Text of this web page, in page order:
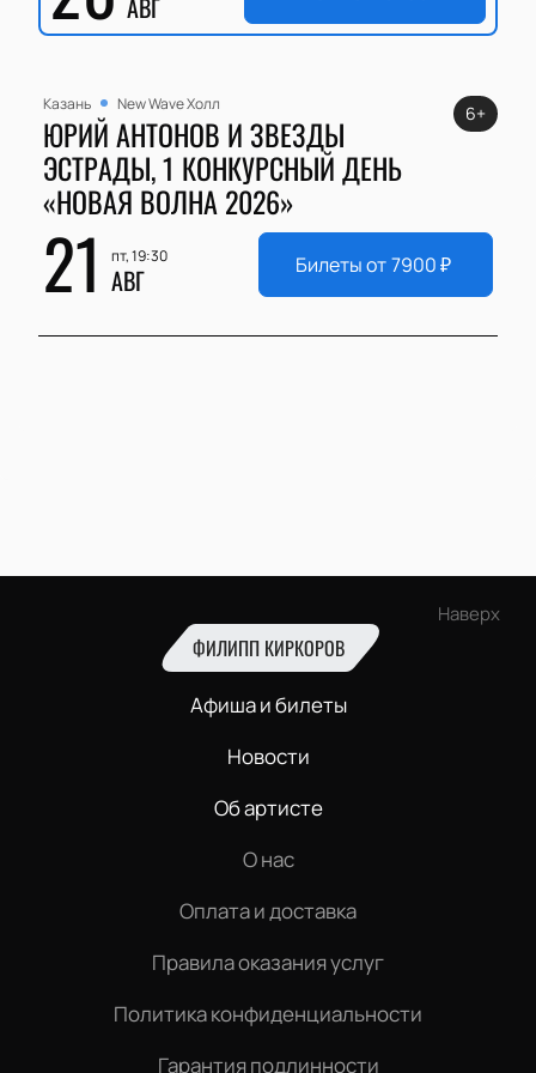
АВГ
Казань New Wave Холл
ЮРИЙ АНТОНОВ И ЗВЕЗДЫ
ЭСТРАДЫ, 1 КОНКУРСНЫЙ ДЕНЬ
«НОВАЯ ВОЛНА 2026»
21 пт, 19:30
АВГ
6+
Билеты от7900₽
Наверх
ФИЛИПП КИРКОРОВ
Афиша и билеты
Новости
Об артисте
О нас
Оплата и доставка
Правила оказания услуг
Политика конфиденциальности
Гарантия подлинности